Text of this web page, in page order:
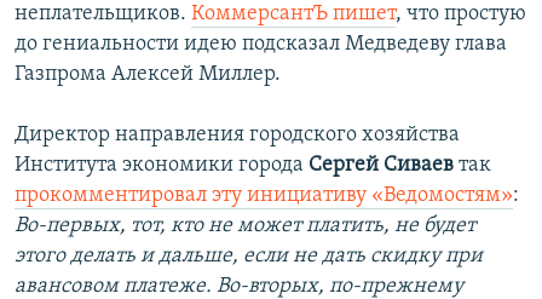
неплательщиков. КоммерсантЪ пишет, что простую
до гениальности идею подсказал Медведеву глава
Газпрома Алексей Миллер.
Директор направления городского хозяйства
Института экономики города Сергей Сиваев так
прокомментировал эту инициативу «Ведомостям»:
Во-первых, тот, кто не может платить, не будет
этого делать и дальше, если не дать скидку при
авансовом платеже. Во-вторых, по-прежнему